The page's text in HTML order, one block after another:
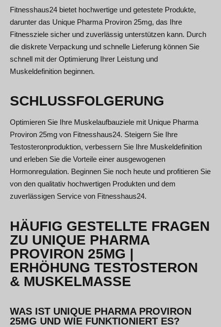
Fitnesshaus24 bietet hochwertige und getestete Produkte,
darunter das Unique Pharma Proviron 25mg, das Ihre
Fitnessziele sicher und zuverlässig unterstützen kann. Durch
die diskrete Verpackung und schnelle Lieferung können Sie
schnell mit der Optimierung Ihrer Leistung und
Muskeldefinition beginnen.
SCHLUSSFOLGERUNG
Optimieren Sie Ihre Muskelaufbauziele mit Unique Pharma
Proviron 25mg von Fitnesshaus24. Steigern Sie Ihre
Testosteronproduktion, verbessern Sie Ihre Muskeldefinition
und erleben Sie die Vorteile einer ausgewogenen
Hormonregulation. Beginnen Sie noch heute und profitieren Sie
von den qualitativ hochwertigen Produkten und dem
zuverlässigen Service von Fitnesshaus24.
HÄUFIG GESTELLTE FRAGEN
ZU UNIQUE PHARMA
PROVIRON 25MG |
ERHÖHUNG TESTOSTERON
& MUSKELMASSE
WAS IST UNIQUE PHARMA PROVIRON
25MG UND WIE FUNKTIONIERT ES?